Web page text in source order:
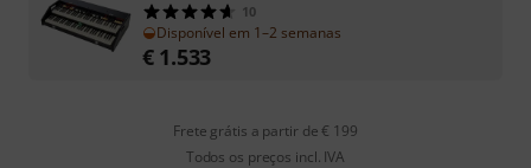
10
Disponível em 1–2 semanas
€ 1.533
Frete grátis a partir de € 199
Todos os preços incl. IVA